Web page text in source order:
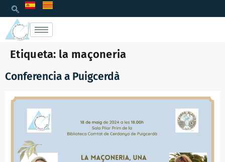
Etiqueta: la maçoneria
Conferencia a Puigcerdà